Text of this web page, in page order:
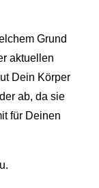
Grund
aktuellen
Dein Körper
ab, da sie
für Deinen